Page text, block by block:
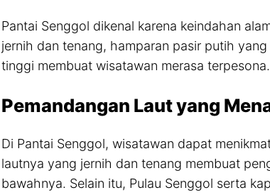
Pantai Senggol dikenal karena keindahan
jernih dan tenang, hamparan pasir putih
tinggi membuat wisatawan merasa terpesona.
Pemandangan Laut yang
Di Pantai Senggol, wisatawan dapat
lautnya yang jernih dan tenang membuat
bawahnya. Selain itu, Pulau Senggol serta